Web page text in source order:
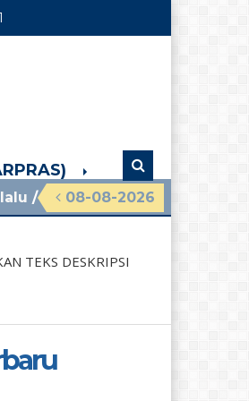
08-08-2026
mpls ramah 2026
TEKS DESKRIPSI